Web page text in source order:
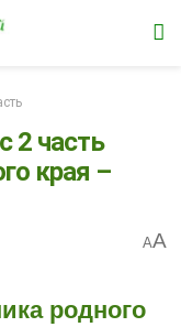
2 часть
края –
AA
родного